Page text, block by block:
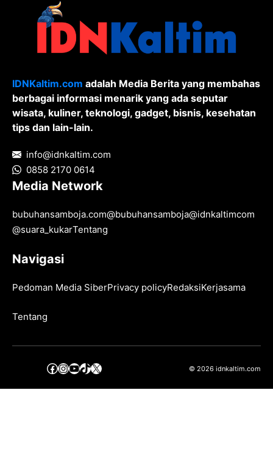
IDNKaltim.com adalah Media Berita yang membahas
berbagai informasi menarik yang ada seputar
wisata, kuliner, teknologi, gadget, bisnis, kesehatan
tips dan lain-lain.
info@idnkaltim.com
0858 2170 0614
Media Network
bubuhansamboja.com@bubuhansamboja@idnkaltimcom
@suara_kukarTentang
Navigasi
Pedoman Media SiberPrivacy policyRedaksiKerjasama
Tentang
Facebook
Instagram
YouTube
TikTok
X © 2026 idnkaltim.com